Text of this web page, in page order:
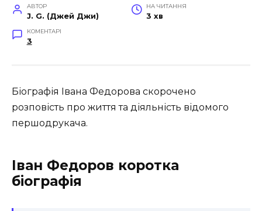
АВТОР
J. G. (Джей Джи)
НА ЧИТАННЯ
3 хв
КОМЕНТАРІ
3
Біографія Івана Федорова скорочено
розповість про життя та діяльність відомого
першодрукача.
Іван Федоров коротка
біографія